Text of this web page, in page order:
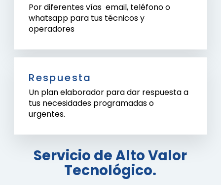
Por diferentes vías email, teléfono o
whatsapp para tus técnicos y
operadores
Respuesta
Un plan elaborador para dar respuesta a
tus necesidades programadas o
urgentes.
Servicio de Alto Valor
Tecnológico.